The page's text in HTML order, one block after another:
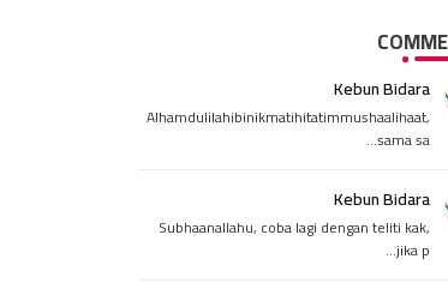
Kebun Bidara
Alhamdulilahibinikmatihitatimmushaalihaat,
sama sa...
Kebun Bidara
Subhaanallahu, coba lagi dengan teliti kak,
jika p...